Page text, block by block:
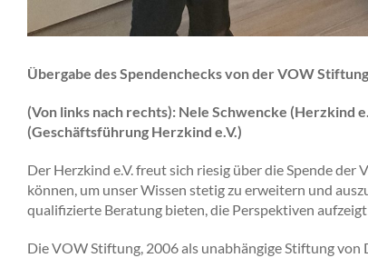
Übergabe des Spendenchecks von der VOW
(Von links nach rechts): Nele Schwencke
(Geschäftsführung Herzkind e.V.)
Der Herzkind e.V. freut sich riesig über die Spende
können, um unser Wissen stetig zu erweitern und
qualifizierte Beratung bieten, die Perspektiven
Die VOW Stiftung, 2006 als unabhängige Stiftung